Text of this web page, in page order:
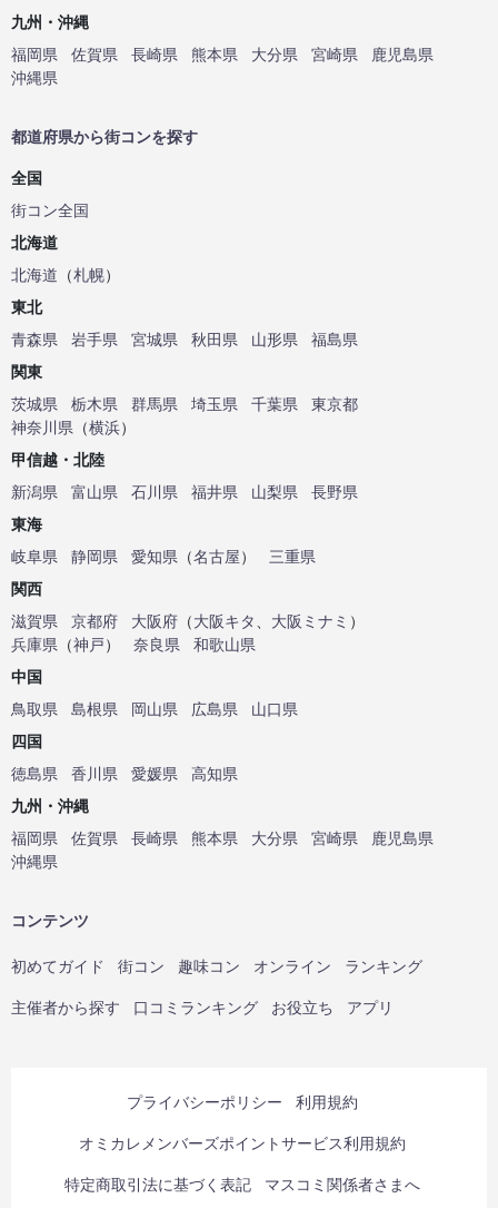
九州・沖縄
福岡県
佐賀県 長崎県 熊本県 大分県 宮崎県
鹿児島県
沖縄県
都道府県から街コンを探す
全国
街コン全国
北海道
北海道 （札幌）
東北
青森県
岩手県 宮城県 秋田県 山形県
福島県
関東
茨城県
栃木県 群馬県 埼玉県 千葉県
東京都
神奈川県 （横浜）
甲信越・北陸
新潟県
富山県 石川県 福井県 山梨県
長野県
東海
岐阜県
静岡県 愛知県 （名古屋）
三重県
関西
滋賀県
京都府 大阪府 （大阪キタ 大阪ミナミ ）
兵庫県 （神戸） 奈良県
和歌山県
中国
鳥取県
島根県 岡山県 広島県
山口県
四国
徳島県
香川県 愛媛県
高知県
九州・沖縄
福岡県
佐賀県 長崎県 熊本県 大分県 宮崎県
鹿児島県
沖縄県
コンテンツ
初めてガイド 街コン 趣味コン オンライン ランキング
主催者から探す 口コミランキング お役立ち アプリ
プライバシーポリシー 利用規約
オミカレメンバーズポイントサービス利用規約
特定商取引法に基づく表記 マスコミ関係者さまへ